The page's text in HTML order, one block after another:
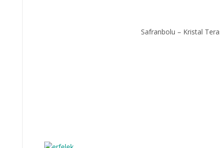
Safranbolu – Kristal